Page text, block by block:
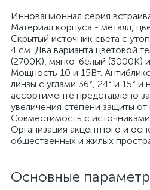
Инновационная серия
Материал корпуса - металл,
Скрытый источник света с
4 см. Два варианта цветовой
(2700K), мягко-белый (3000К)
Мощность 10 и 15Вт.
линзы с углами 36°, 24° и 15° и
ассортименте представлено
увеличения степени защиты
Совместимость с источниками
Организация акцентного и
общественных и жилых
Основные